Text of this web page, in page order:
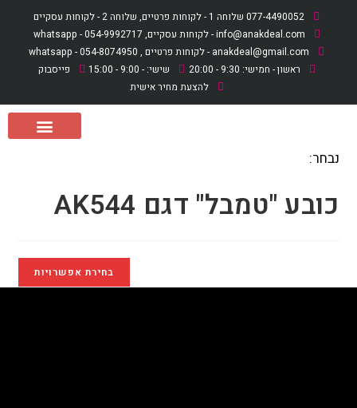
077-4490052 שלוחה 1 - לקוחות פרטיים, שלוחה 2 - לקוחות עסקיים
info@anakdeal.com - לקוחות עסקיים, whatsapp - 054-9992717
anakdeal@gmail.com - לקוחות פרטיים , whatsapp - 054-8074950
ראשון - חמישי: 9:30 - 20:00
שישי: - 9:00 - 15:00
פייסבוק
להצעת מחיר אישית
נבחר:
כובע "טמבל" דגם AK544
בחירת אפשרויות